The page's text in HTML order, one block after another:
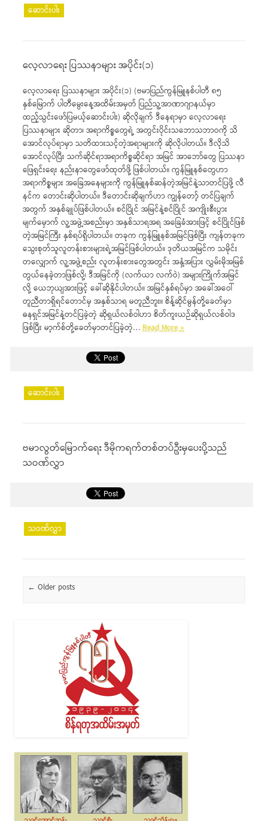
ဆောင်းပါး
လေ့လာရေး ပြဿနာများ အပိုင်း(၁)
လေ့လာရေး ပြဿနာများ အပိုင်း(၁) (ဗမာပြည်ကွန်မြူနစ်ပါတီ ၈၅
နှစ်မြောက် ပါတီမွေးနေ့အထိမ်းအမှတ် ပြည်သူ့အာဏာဂျာနယ်မှာ
ထည့်သွင်းဖော်ပြမယ့်ဆောင်းပါး) ဆိုလိုချက် ဒီနေရာမှာ လေ့လာရေး
ပြဿနာများ ဆိုတာ၊ အရာကိစ္စတွေရဲ့ အတွင်းပိုင်းသဘောသဘာဝကို သိ
အောင်လုပ်ရာမှာ သတိထားသင့်တဲ့အရာများကို ဆိုလိုပါတယ်။ ဒီလိုသိ
အောင်လုပ်ပြီး သက်ဆိုင်ရာအရာကိစ္စဆိုင်ရာ အမြင် အာဘော်တွေ ပြဿနာ
ဖြေရှင်းရေး နည်းနာတွေဖော်ထုတ်ဖို့ ဖြစ်ပါတယ်။ ကွန်မြူနစ်တွေဟာ
အရာကိစ္စများ အခြေအနေများကို ကွန်မြူနစ်ဆန်တဲ့အမြင်နဲ့သာတင်ပြဖို့ လီ
နင်က တောင်းဆိုပါတယ်။ ဒီတောင်းဆိုချက်ဟာ ကျွန်တော့် တင်ပြချက်
အတွက် အနှစ်ချုပ်ဖြစ်ပါတယ်။ စင်ပြိုင် အမြင်နဲ့စင်ပြိုင် အကျိုးစီးပွား
မျက်မှောက် လူ့အဖွဲ့အစည်းမှာ အနှစ်သာရအရ အခြေခံအားဖြင့် စင်ပြိုင်ဖြစ်
တဲ့အမြင်ကြီး နှစ်ရပ်ရှိပါတယ်။ တခုက ကွန်မြူနစ်အမြင်ဖြစ်ပြီး ကျန်တခုက
သွေးစုတ်သူလူတန်းစားများရဲ့အမြင်ဖြစ်ပါတယ်။ ဒုတိယအမြင်က သမိုင်း
တလျှောက် လူ့အဖွဲ့စည်း လူတန်းစားတွေအတွင်း အနှံ့အပြား လွှမ်းမိုအမြစ်
တွယ်နေခဲ့တာဖြစ်လို့၊ ဒီအမြင်ကို (လက်ယာ လက်ဝဲ) အများကြိုက်အမြင်
လို့ ယေဘုယျအားဖြင့် ခေါ်ဆိုနိုင်ပါတယ်။ အမြင်နှစ်ရပ်မှာ အခေါ်အဝေါ်
တူညီတာရှိရင်တောင်မှ အနှစ်သာရ မတူညီဘူး။ စိန့်ဆိုင်မွန်တို့ခေတ်မှာ
ဓနရှင်အမြင်နဲ့တင်ပြခဲ့တဲ့ ဆိုရှယ်လစ်ဝါဟာ စိတ်ကူးယဉ်ဆိုရှယ်လစ်ဝါဒ
ဖြစ်ပြီး မာ့က်စ်တို့ခေတ်မှာတင်ပြခဲ့တဲ့…Read More »
ဆောင်းပါး
ဗမာလွတ်မြောက်ရေး ဒီမိုကရက်တစ်တပ်ဦးမှပေးပို့သည်
သဝဏ်လွှာ
သဝဏ်လွှာ
Post navigation
← Older posts